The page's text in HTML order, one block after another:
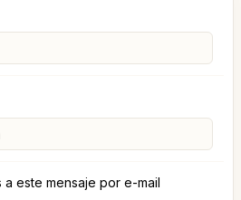
a este mensaje por e-mail